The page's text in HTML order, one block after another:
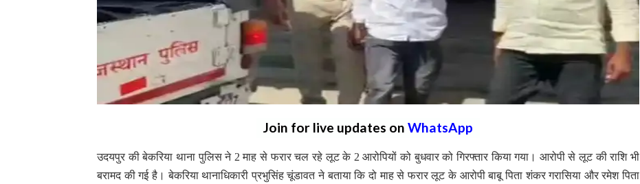
Join for live updates on WhatsApp
उदयपुर की बेकरिया थाना पुलिस ने 2 माह से फरार चल रहे लूट के 2 आरोपियों को बुधवार को गिरफ्तार किया गया। आरोपी से लूट की राशि भी
बरामद की गई है। बेकरिया थानाधिकारी प्रभुसिंह चूंडावत ने बताया कि दो माह से फरार लूट के आरोपी बाबू पिता शंकर गरासिया और रमेश पिता